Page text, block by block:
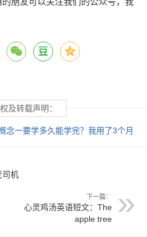
及转载声明：
念一要学多久能学完？我用了3个月
司机
下一篇：
心灵鸡汤英语短文：The
apple tree